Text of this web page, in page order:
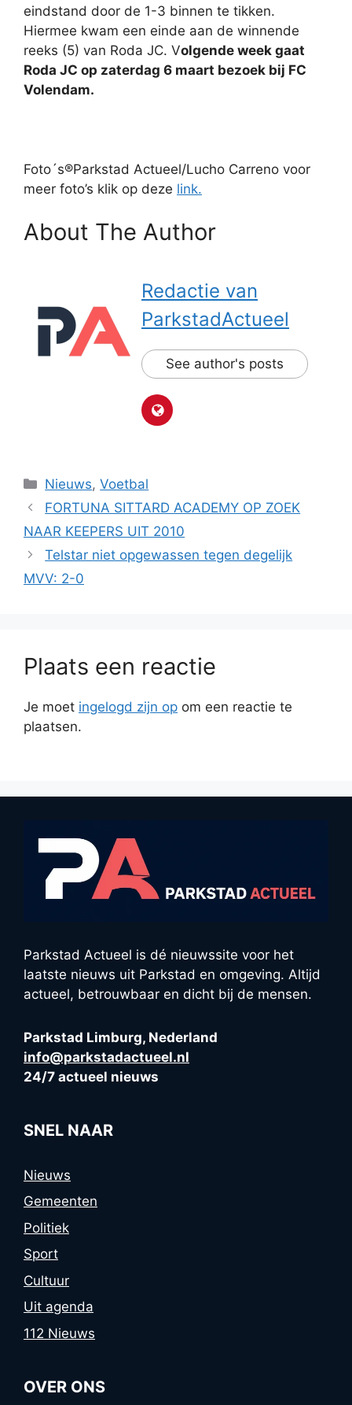
eindstand door de 1-3 binnen te tikken.
Hiermee kwam een einde aan de winnende
reeks (5) van Roda JC. Volgende week gaat
Roda JC op zaterdag 6 maart bezoek bij FC
Volendam.
Foto´s®Parkstad Actueel/Lucho Carreno voor
meer foto’s klik op deze link.
About The Author
Redactie van
ParkstadActueel
See author's posts
Categorieën
Nieuws,Voetbal
FORTUNA SITTARD ACADEMY OP ZOEK
NAAR KEEPERS UIT 2010
Telstar niet opgewassen tegen degelijk
MVV: 2-0
Plaats een reactie
Je moet ingelogd zijn op om een reactie te
plaatsen.
Parkstad Actueel is dé nieuwssite voor het
laatste nieuws uit Parkstad en omgeving. Altijd
actueel, betrouwbaar en dicht bij de mensen.
Parkstad Limburg, Nederland
info@parkstadactueel.nl
24/7 actueel nieuws
SNEL NAAR
Nieuws
Gemeenten
Politiek
Sport
Cultuur
Uit agenda
112 Nieuws
OVER ONS